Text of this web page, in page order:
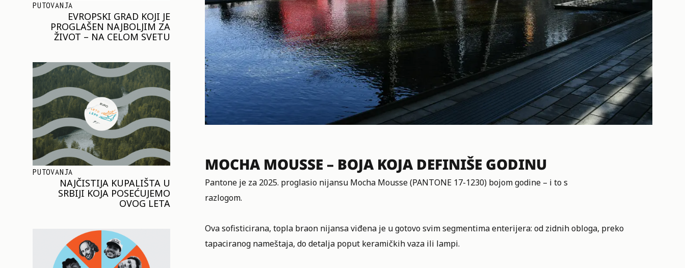
PUTOVANJA
EVROPSKI GRAD KOJI JE
PROGLAŠEN NAJBOLJIM ZA
ŽIVOT – NA CELOM SVETU
PUTOVANJA
NAJČISTIJA KUPALIŠTA U
SRBIJI KOJA POSEĆUJEMO
OVOG LETA
MOCHA MOUSSE – BOJA KOJA DEFINIŠE GODINU
Pantone je za 2025. proglasio nijansu Mocha Mousse (PANTONE 17-1230) bojom godine – i to s
razlogom.
Ova sofisticirana, topla braon nijansa viđena je u gotovo svim segmentima enterijera: od zidnih obloga, preko
tapaciranog nameštaja, do detalja poput keramičkih vaza ili lampi.